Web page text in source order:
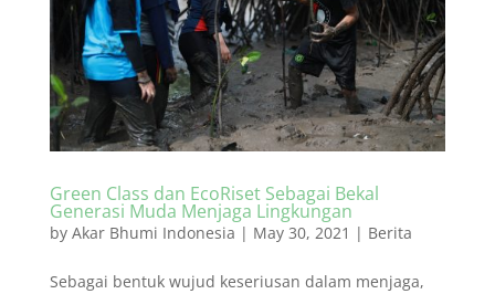
Green Class dan EcoRiset Sebagai Bekal
Generasi Muda Menjaga Lingkungan
by Akar Bhumi Indonesia | May 30, 2021 | Berita
Sebagai bentuk wujud keseriusan dalam menjaga,